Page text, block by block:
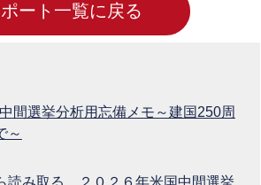
ート一覧に戻る
間選挙分析用忘備メモ～建国250周
～